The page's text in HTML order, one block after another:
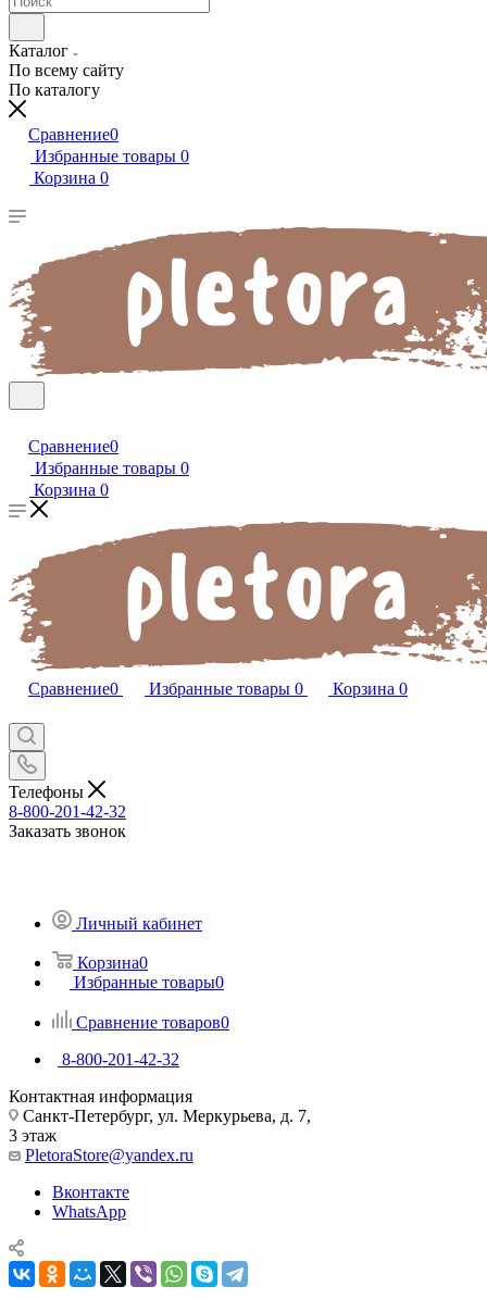
Каталог
По всему сайту
По каталогу
Сравнение0
Избранные товары 0
Корзина 0
Сравнение0
Избранные товары 0
Корзина 0
Сравнение0 Избранные товары 0 Корзина 0
Телефоны
8-800-201-42-32
Заказать звонок
Личный кабинет
Корзина0
Избранные товары0
Сравнение товаров0
8-800-201-42-32
Контактная информация
Санкт-Петербург, ул. Меркурьева, д. 7,
3 этаж
PletoraStore@yandex.ru
Вконтакте
WhatsApp